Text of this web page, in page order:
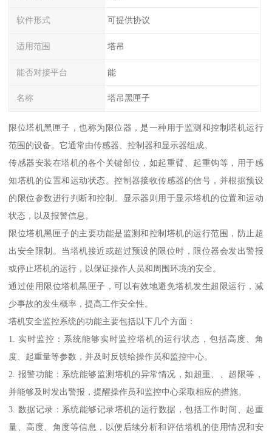
软件形式 可提供协议
适用范围 塔吊
能否对接平台 能
名称 塔吊黑匣子
限位塔机黑匣子，也称为限位器，是一种用于监测和控制塔机运行
范围的设备。它通常由传感器、控制器和显示器组成。
传感器安装在塔机的各个关键部位，如起重臂、起重钩等，用于感
知塔机的位置和运动状态。控制器接收传感器的信号，并根据预设
的限位参数进行判断和控制。显示器则用于显示塔机的位置和运动
状态，以及报警信息。
限位塔机黑匣子的主要功能是监测和控制塔机的运行范围，防止超
出安全限制。当塔机接近或超过预设的限位时，限位器会发出警报
或停止塔机的运行，以保证操作人员和周围环境的安全。
通过使用限位塔机黑匣子，可以有效地避免塔机发生超限运行，减
少事故的发生概率，提高工作安全性。
塔机安全监控系统的功能主要包括以下几个方面：
1. 实时监控：系统能够实时监控塔机的运行状态，包括高度、角
度、起重量等参数，并及时反馈给操作员和监控中心。
2. 报警功能：系统能够监测塔机的异常情况，如超重、、超限等，
并能够及时发出警报，提醒操作员和监控中心采取相应的措施。
3. 数据记录：系统能够记录塔机的运行数据，包括工作时间、起重
量、高度、角度等信息，以便后续分析和评估塔机的使用情况和安